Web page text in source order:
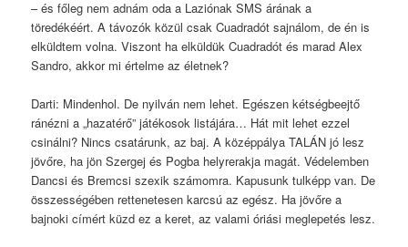
– és főleg nem adnám oda a Laziónak SMS árának a
töredékéért. A távozók közül csak Cuadradót sajnálom, de én is
elküldtem volna. Viszont ha elküldük Cuadradót és marad Alex
Sandro, akkor mi értelme az életnek?
Darti: Mindenhol. De nyilván nem lehet. Egészen kétségbeejtő
ránézni a „hazatérő” játékosok listájára… Hát mit lehet ezzel
csinálni? Nincs csatárunk, az baj. A középpálya TALÁN jó lesz
jövőre, ha jön Szergej és Pogba helyrerakja magát. Védelemben
Dancsi és Bremcsi szexik számomra. Kapusunk tulképp van. De
összességében rettenetesen karcsú az egész. Ha jövőre a
bajnoki címért küzd ez a keret, az valami óriási meglepetés lesz.